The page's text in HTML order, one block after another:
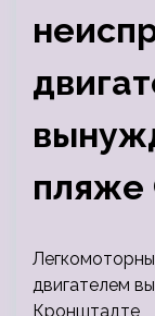
пляже
двигателем
Кронштадте